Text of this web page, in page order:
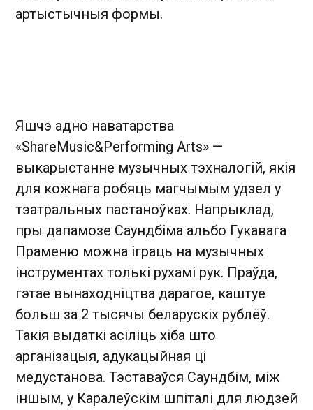
артыстычныя формы.
Яшчэ адно наватарства
«ShareMusic&Performing Arts» —
выкарыстанне музычных тэхналогій, якія
для кожнага робяць магчымым удзел у
тэатральных пастаноўках. Напрыклад,
пры дапамозе Саундбіма альбо Гукавага
Праменю можна іграць на музычных
інструментах толькі рухамі рук. Праўда,
гэтае вынаходніцтва дарагое, каштуе
больш за 2 тысячы беларускіх рублёў.
Такія выдаткі асіліць хіба што
арганізацыя, адукацыйная ці
медустанова. Тэставаўся Саундбім, між
іншым, у Каралеўскім шпіталі для людзей